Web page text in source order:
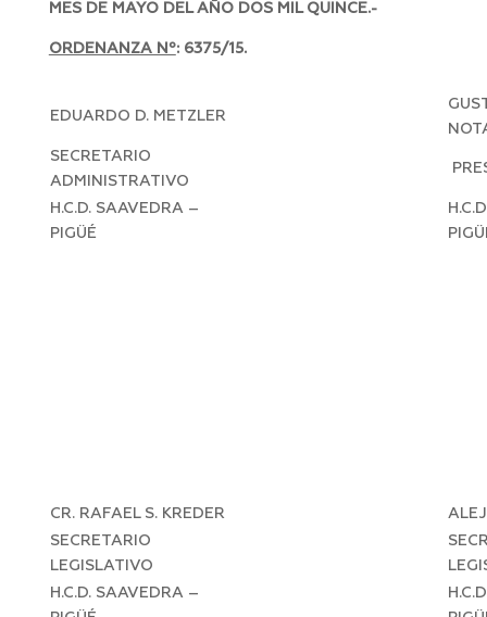
MES DE MAYO DEL AÑO DOS MIL QUINCE.-
ORDENANZA Nº: 6375/15.
EDUARDO D. METZLER
SECRETARIO
ADMINISTRATIVO
H.C.D. SAAVEDRA –
PIGÜÉ
CR. RAFAEL S. KREDER
SECRETARIO
LEGISLATIVO
H.C.D. SAAVEDRA –